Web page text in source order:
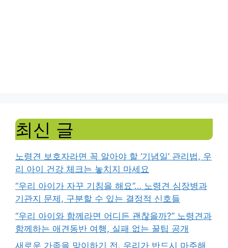
최신 글
노령견 보호자라면 꼭 알아야 할 ‘기념일’ 관리법, 우
리 아이 건강 체크는 놓치지 마세요
“우리 아이가 자꾸 기침을 해요”… 노령견 심장병과
기관지 문제, 구분할 수 있는 결정적 신호들
“우리 아이와 함께라면 어디든 괜찮을까?” 노령견과
함께하는 애견동반 여행, 실패 없는 꿀팁 공개
새로운 가족을 맞이하기 전, 우리가 반드시 마주해